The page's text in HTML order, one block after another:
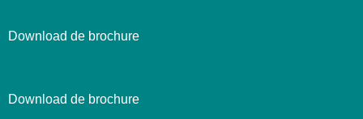
Download de brochure
Download de brochure